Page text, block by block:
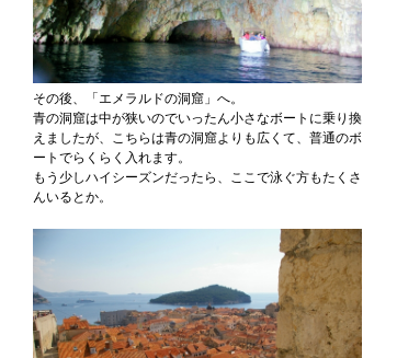
その後、「エメラルドの洞窟」へ。
青の洞窟は中が狭いのでいったん小さなボートに乗り換
えましたが、こちらは青の洞窟よりも広くて、普通のボ
ートでらくらく入れます。
もう少しハイシーズンだったら、ここで泳ぐ方もたくさ
んいるとか。